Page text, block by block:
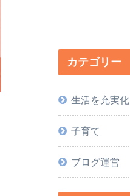
カテゴリー
生活を充実化
子育て
ブログ運営